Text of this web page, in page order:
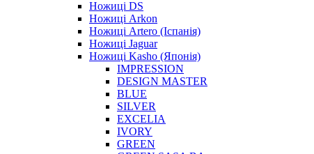
Ножиці DS
Ножиці Arkon
Ножиці Artero (Іспанія)
Ножиці Jaguar
Ножиці Kasho (Японія)
IMPRESSION
DESIGN MASTER
BLUE
SILVER
EXCELIA
IVORY
GREEN